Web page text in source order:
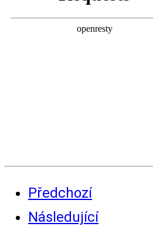
Předchozí
Následující